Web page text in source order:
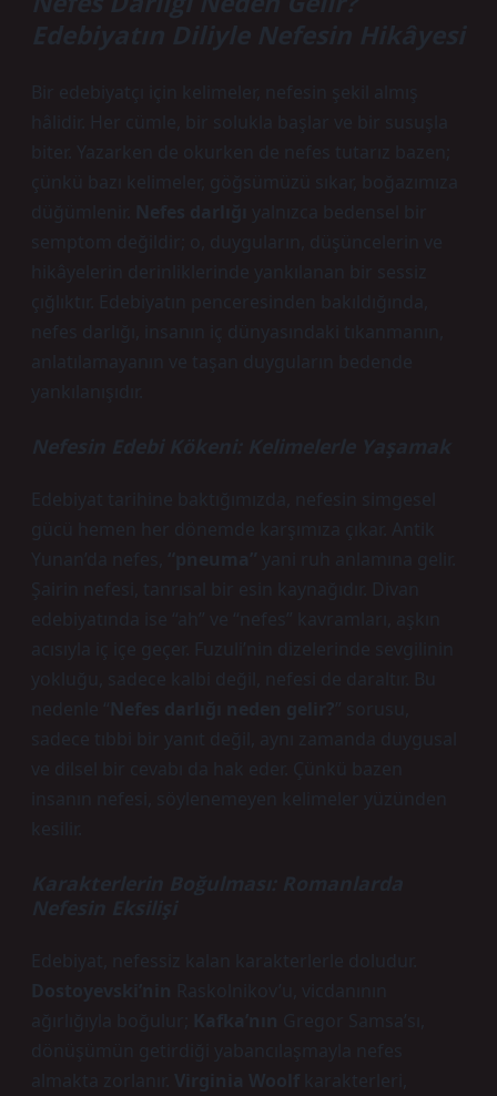
Edebiyatın Diliyle Nefesin Hikâyesi
Bir edebiyatçı için kelimeler, nefesin şekil almış
hâlidir. Her cümle, bir solukla başlar ve bir susuşla
biter. Yazarken de okurken de nefes tutarız bazen;
çünkü bazı kelimeler, göğsümüzü sıkar, boğazımıza
düğümlenir.
Nefes darlığı
yalnızca bedensel bir
semptom değildir; o, duyguların, düşüncelerin ve
hikâyelerin derinliklerinde yankılanan bir sessiz
çığlıktır. Edebiyatın penceresinden bakıldığında,
nefes darlığı, insanın iç dünyasındaki tıkanmanın,
anlatılamayanın ve taşan duyguların bedende
yankılanışıdır.
Nefesin Edebi Kökeni: Kelimelerle Yaşamak
Edebiyat tarihine baktığımızda, nefesin simgesel
gücü hemen her dönemde karşımıza çıkar. Antik
Yunan’da nefes,
“pneuma”
yani ruh anlamına gelir.
Şairin nefesi, tanrısal bir esin kaynağıdır. Divan
edebiyatında ise “ah” ve “nefes” kavramları, aşkın
acısıyla iç içe geçer. Fuzuli’nin dizelerinde sevgilinin
yokluğu, sadece kalbi değil, nefesi de daraltır. Bu
nedenle “
Nefes darlığı neden gelir?
sadece tıbbi bir yanıt değil, aynı zamanda duygusal
ve dilsel bir cevabı da hak eder. Çünkü bazen
insanın nefesi, söylenemeyen kelimeler yüzünden
kesilir.
Karakterlerin Boğulması: Romanlarda
Nefesin Eksilişi
Edebiyat, nefessiz kalan karakterlerle doludur.
Dostoyevski’nin
Raskolnikov’u, vicdanının
ağırlığıyla boğulur;
Kafka’nın
Gregor Samsa’sı,
dönüşümün getirdiği yabancılaşmayla nefes
almakta zorlanır. Virginia Woolf karakterleri,